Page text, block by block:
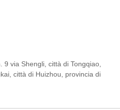
9 via Shengli, città di Tongqiao,
città di Huizhou, provincia di